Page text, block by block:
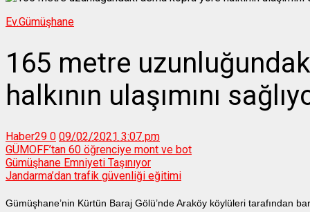
Ev.Gümüşhane
165 metre
halkının ulaşımını
Haber29 0 09/02/2021 3:07 pm
GÜMOFF’tan 60 öğrenciye mont ve bot
Gümüşhane Emniyeti Taşınıyor
Jandarma’dan trafik güvenliği eğitimi
Gümüşhane’nin Kürtün Baraj Gölü’nde Araköy köylüleri tarafından